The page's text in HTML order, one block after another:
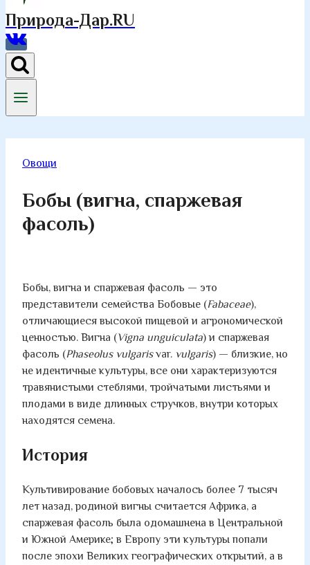
Природа-Дар.RU
Овощи
Бобы (вигна, спаржевая
фасоль)
Бобы, вигна и спаржевая фасоль — это
представители семейства Бобовые (Fabaceae),
отличающиеся высокой пищевой и агрономической
ценностью. Вигна (Vigna unguiculata) и спаржевая
фасоль (Phaseolus vulgarisvar. vulgaris) — близкие, но
не идентичные культуры, все они характеризуются
травянистыми стеблями, тройчатыми листьями и
плодами в виде длинных стручков, внутри которых
находятся семена.
История
Культивирование бобовых началось более 7 тысяч
лет назад, родиной вигны считается Африка, а
спаржевая фасоль была одомашнена в Центральной
и Южной Америке; в Европу эти культуры попали
после эпохи Великих географических открытий, а в